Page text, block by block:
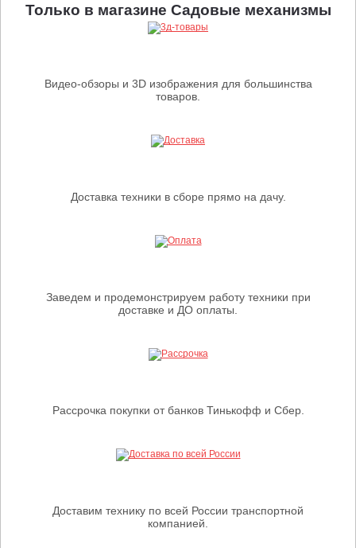
Только в магазине Садовые механизмы
Видео-обзоры и 3D изображения для большинства
товаров.
Доставка техники в сборе прямо на дачу.
Заведем и продемонстрируем работу техники при
доставке и ДО оплаты.
Рассрочка покупки от банков Тинькофф и Сбер.
Доставим технику по всей России транспортной
компанией.